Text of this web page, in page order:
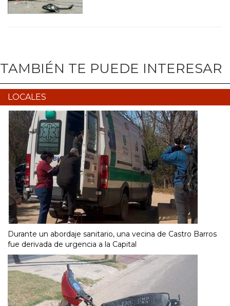
TAMBIÉN TE PUEDE INTERESAR
LOCALES
Durante un abordaje sanitario, una vecina de Castro Barros
fue derivada de urgencia a la Capital